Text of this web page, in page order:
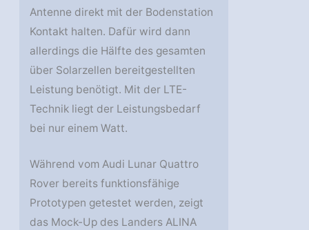
Antenne direkt mit der Bodenstation
Kontakt halten. Dafür wird dann
allerdings die Hälfte des gesamten
über Solarzellen bereitgestellten
Leistung benötigt. Mit der LTE-
Technik liegt der Leistungsbedarf
bei nur einem Watt.
Während vom Audi Lunar Quattro
Rover bereits funktionsfähige
Prototypen getestet werden, zeigt
das Mock-Up des Landers ALINA